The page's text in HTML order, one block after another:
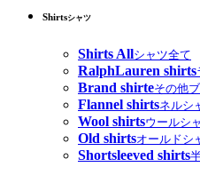
Shirtsシャツ
Shirts Allシャツ全て
RalphLauren shirts
Brand shirteその他
Flannel shirtsネルシ
Wool shirtsウールシ
Old shirtsオールドシ
Shortsleeved shirts